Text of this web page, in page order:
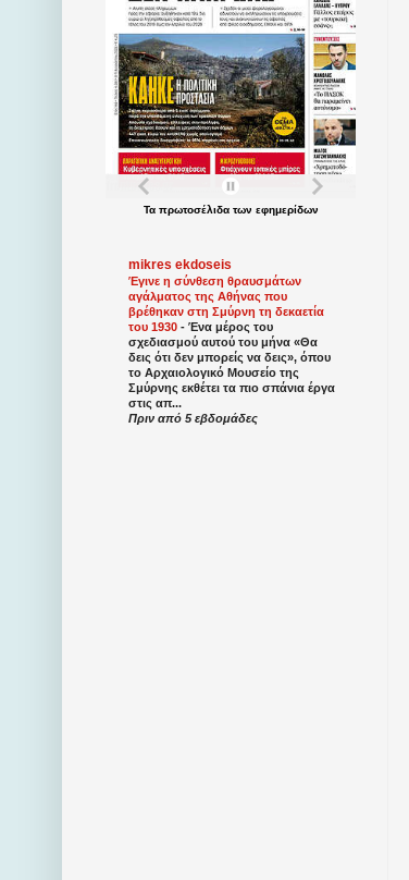
Τα πρωτοσέλιδατων εφημερίδων
mikres ekdoseis
Έγινε η σύνθεση θραυσμάτων
αγάλματος της Αθήνας που
βρέθηκαν στη Σμύρνη τη δεκαετία
του 1930 - Ένα μέρος του
σχεδιασμού αυτού του μήνα «Θα
δεις ότι δεν μπορείς να δεις», όπου
το Αρχαιολογικό Μουσείο της
Σμύρνης εκθέτει τα πιο σπάνια έργα
στις απ...
Πριν από 5 εβδομάδες